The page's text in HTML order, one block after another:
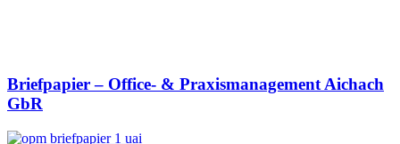
Briefpapier – Office- & Praxismanagement Aichach
GbR